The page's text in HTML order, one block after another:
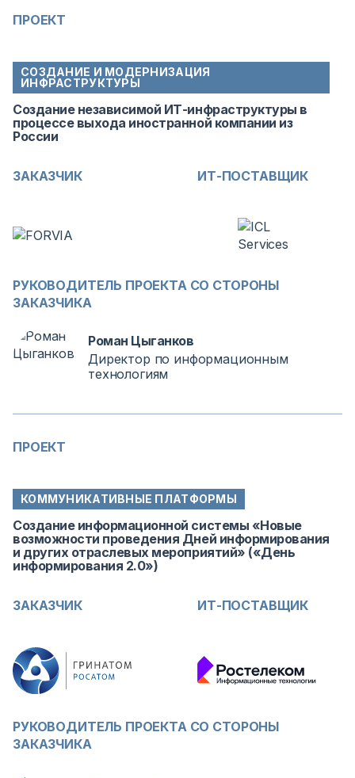
ПРОЕКТ
СОЗДАНИЕ И МОДЕРНИЗАЦИЯ
ИНФРАСТРУКТУРЫ
Создание независимой ИТ-инфраструктуры в
процессе выхода иностранной компании из
России
ЗАКАЗЧИК ИТ-ПОСТАВЩИК
РУКОВОДИТЕЛЬ ПРОЕКТА СО СТОРОНЫ
ЗАКАЗЧИКА
Роман Цыганков
Директор по информационным
технологиям
ПРОЕКТ
КОММУНИКАТИВНЫЕ ПЛАТФОРМЫ
Создание информационной системы «Новые
возможности проведения Дней информирования
и других отраслевых мероприятий» («День
информирования 2.0»)
ЗАКАЗЧИК ИТ-ПОСТАВЩИК
РУКОВОДИТЕЛЬ ПРОЕКТА СО СТОРОНЫ
ЗАКАЗЧИКА